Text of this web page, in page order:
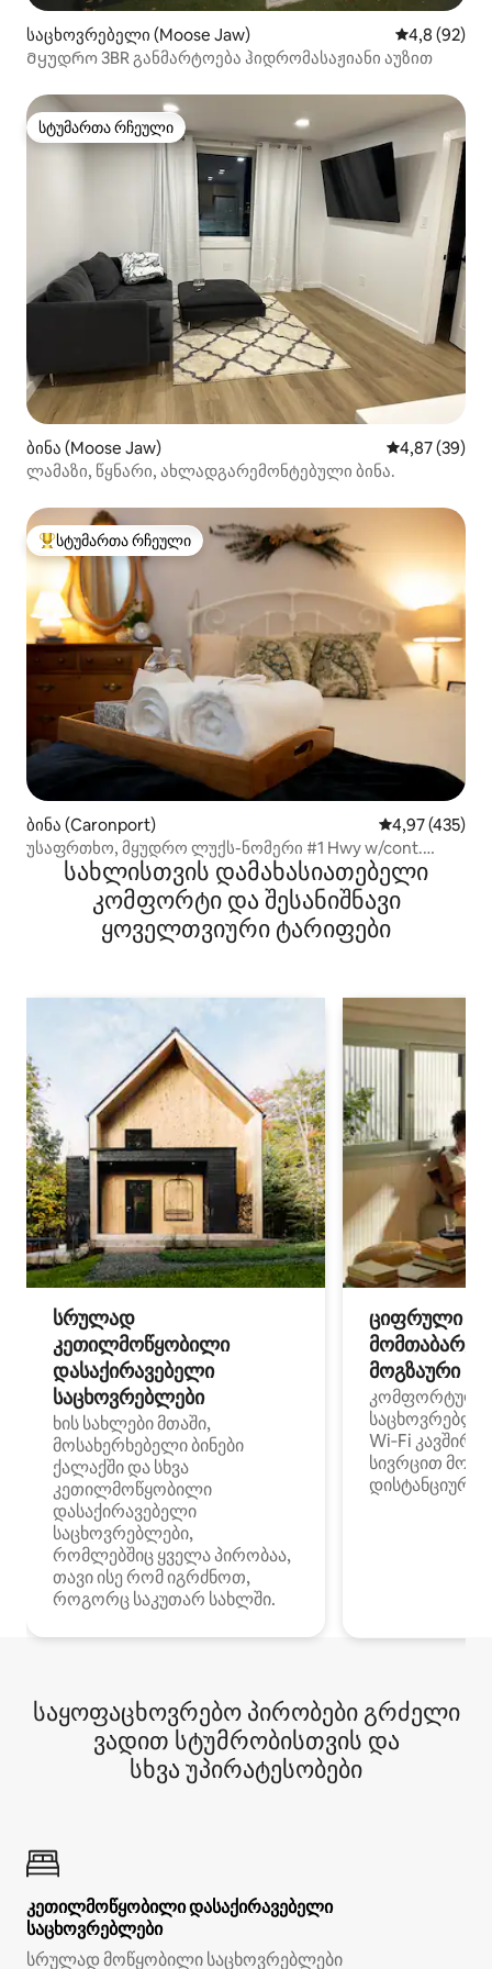
საცხოვრებელი (Moose Jaw) საშუალო
4,8 (92)
Მყუდრო 3BR განმარტოება ჰიდრომასაჟიანი აუზით
სტუმართა რჩეული
სტუმართა რჩეული
ბინა (Moose Jaw) საშუალო
4,87 (39)
ლამაზი, წყნარი, ახლადგარემონტებული ბინა.
სტუმართა რჩეული მოწინავე ვარიანტი
სტუმართა რჩეული
ბინა (Caronport) საშუალო
4,97 (435)
უსაფრთხო, მყუდრო ლუქს-ნომერი #1 Hwy w/cont.
საუზმესახლისთვის დამახასიათებელი
კომფორტი და შესანიშნავი
ყოველთვიური ტარიფები
სრულად
კეთილმოწყობილი
დასაქირავებელი
საცხოვრებლები
ხის სახლები მთაში,
მოსახერხებელი ბინები
ქალაქში და სხვა
კეთილმოწყობილი
დასაქირავებელი
საცხოვრებლები,
რომლებშიც ყველა პირობაა,
თავი ისე რომ იგრძნოთ,
როგორც საკუთარ სახლში.
ციფრული
მოგზაური
კომფორტული
Wi‑Fi
სივრცით
დისტანციური
საყოფაცხოვრებო პირობები გრძელი
ვადით სტუმრობისთვის და
სხვა უპირატესობები
კეთილმოწყობილი დასაქირავებელი
საცხოვრებლები
სრულად მოწყობილი საცხოვრებლები